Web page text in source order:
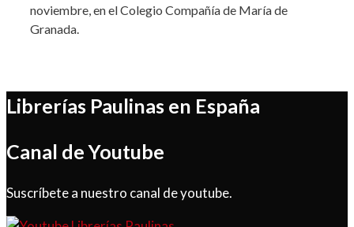
noviembre, en el Colegio Compañía de María de
Granada.
Librerías Paulinas en España
Canal de Youtube
Suscríbete a nuestro canal de youtube.